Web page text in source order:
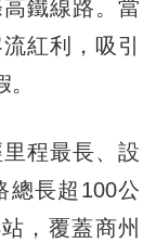
鐵線路。當
紅利，吸引
程最長、設
總長超100公
，覆蓋商州